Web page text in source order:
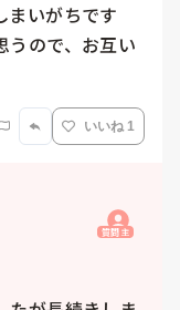
まいがちです
うので、お互い
いいね 1
質問主